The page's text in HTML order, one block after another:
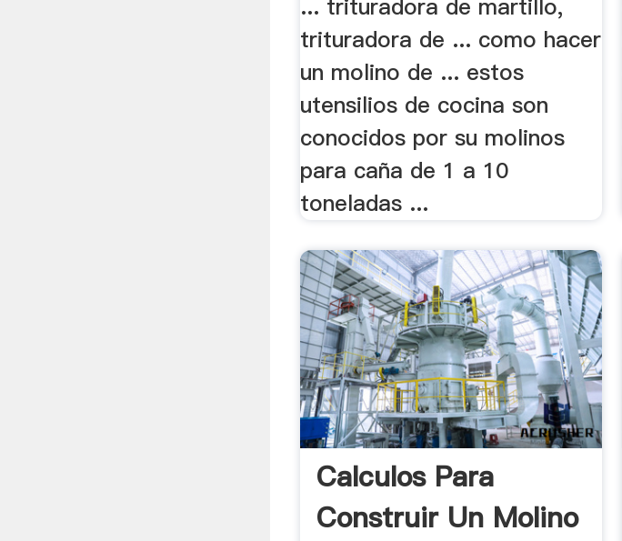
... trituradora de martillo,
trituradora de ... como hacer
un molino de ... estos
utensilios de cocina son
conocidos por su molinos
para caña de 1 a 10
toneladas ...
Calculos Para
Construir Un Molino